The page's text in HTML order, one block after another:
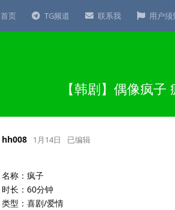
首页 TG频道 联系我 用户须
【韩剧】偶像疯
hh008 1月14日 已编辑
名称：疯子
时长：60分钟
类型：喜剧/爱情